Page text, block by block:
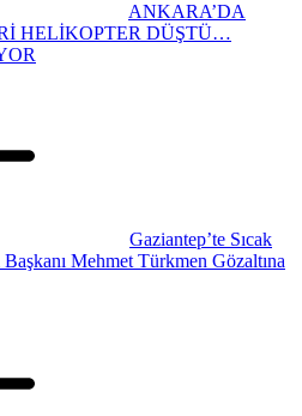
ANKARA’DA
HELİKOPTER DÜŞTÜ…
Gaziantep’te Sıcak
Mehmet Türkmen Gözaltına